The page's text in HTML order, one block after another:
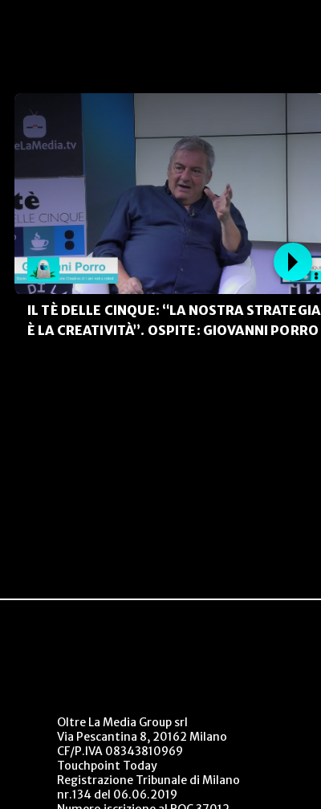
IL TÈ DELLE CINQUE: “LA NOSTRA STRATEGIA
È LA CREATIVITÀ”. OSPITE: GIOVANNI PORRO
Oltre La Media Group srl
Via Pescantina 8, 20162 Milano
CF/P.IVA 08343810969
Touchpoint Today
Registrazione Tribunale di Milano
nr.134 del 06.06.2019